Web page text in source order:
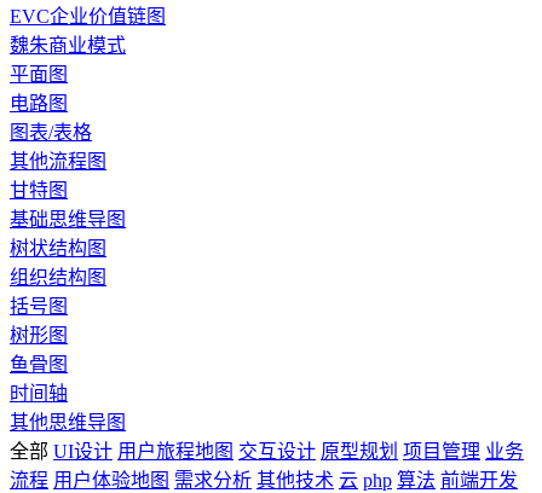
EVC企业价值链图
魏朱商业模式
平面图
电路图
图表/表格
其他流程图
甘特图
基础思维导图
树状结构图
组织结构图
括号图
树形图
鱼骨图
时间轴
其他思维导图
全部 UI设计 用户旅程地图 交互设计 原型规划 项目管理 业务
流程 用户体验地图 需求分析 其他技术 云 php 算法 前端开发